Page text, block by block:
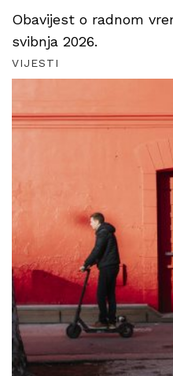
Obavijest o radnom
svibnja 2026.
VIJESTI